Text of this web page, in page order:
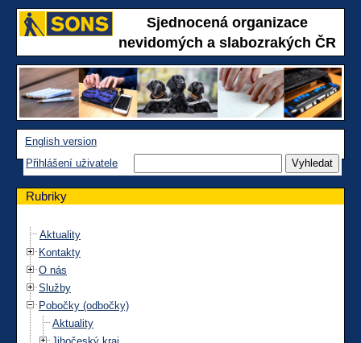
Sjednocená organizace
nevidomých a slabozrakých ČR
English version
Přihlášení uživatele
Rubriky
Aktuality
Kontakty
O nás
Služby
Pobočky (odbočky)
Aktuality